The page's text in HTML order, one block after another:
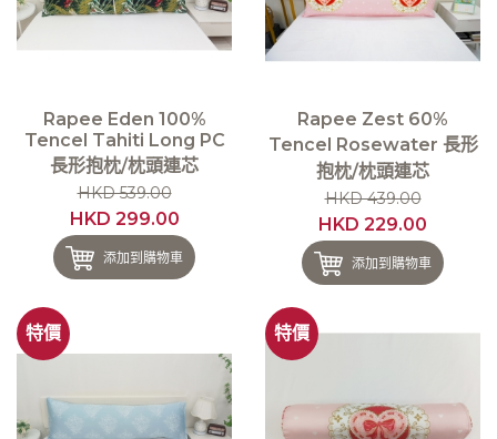
Rapee Eden 100%
Tencel Tahiti Long PC
長形抱枕/枕頭連芯
HKD 539.00
HKD 299.00
添加到購物車
Rapee Zest 60%
Tencel Rosewater 長形
抱枕/枕頭連芯
HKD 439.00
HKD 229.00
添加到購物車
特價 特價